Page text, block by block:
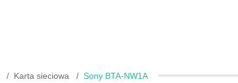
Karta sieciowa Sony BTA-NW1A